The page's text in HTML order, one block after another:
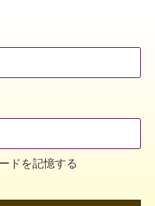
ドを記憶する